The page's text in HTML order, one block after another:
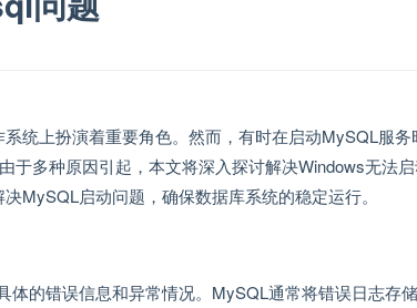
统上扮演着重要角色。然而，有时在启动MySQL服务
于多种原因引起，本文将深入探讨解决Windows无法
MySQL启动问题，确保数据库系统的稳定运行。
的错误信息和异常情况。MySQL通常将错误日志存